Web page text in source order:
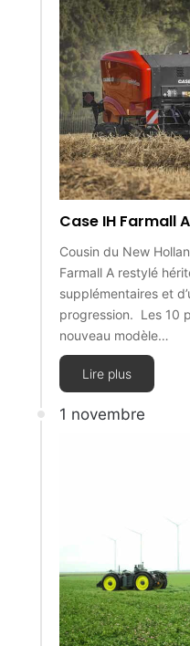
Case IH Farmall
Cousin du New
Farmall A restylé
supplémentaires et
progression. Les 10
nouveau modèle…
Lire plus
1 novembre